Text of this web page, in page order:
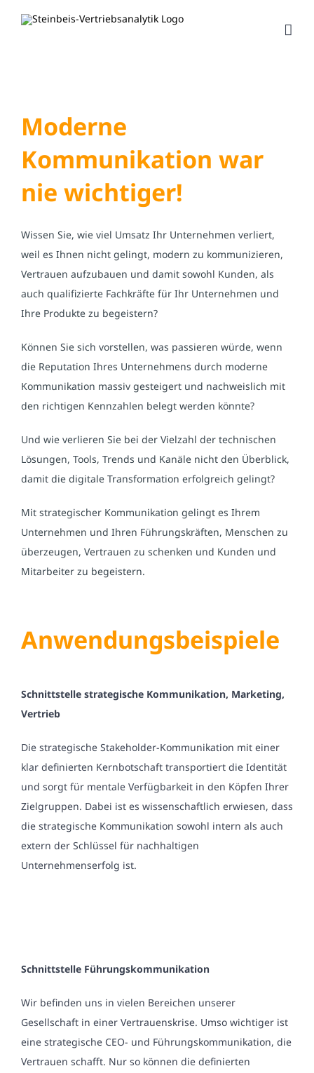
Inhalt
Moderne
Kommunikation war
nie wichtiger!
Wissen Sie, wie viel Umsatz Ihr Unternehmen verliert,
weil es Ihnen nicht gelingt, modern zu kommunizieren,
Vertrauen aufzubauen und damit sowohl Kunden, als
auch qualifizierte Fachkräfte für Ihr Unternehmen und
Ihre Produkte zu begeistern?
Können Sie sich vorstellen, was passieren würde, wenn
die Reputation Ihres Unternehmens durch moderne
Kommunikation massiv gesteigert und nachweislich mit
den richtigen Kennzahlen belegt werden könnte?
Und wie verlieren Sie bei der Vielzahl der technischen
Lösungen, Tools, Trends und Kanäle nicht den Überblick,
damit die digitale Transformation erfolgreich gelingt?
Mit strategischer Kommunikation gelingt es Ihrem
Unternehmen und Ihren Führungskräften, Menschen zu
überzeugen, Vertrauen zu schenken und Kunden und
Mitarbeiter zu begeistern.
Anwendungsbeispiele
Schnittstelle strategische Kommunikation, Marketing,
Vertrieb
Die strategische Stakeholder-Kommunikation mit einer
klar definierten Kernbotschaft transportiert die Identität
und sorgt für mentale Verfügbarkeit in den Köpfen Ihrer
Zielgruppen. Dabei ist es wissenschaftlich erwiesen, dass
die strategische Kommunikation sowohl intern als auch
extern der Schlüssel für nachhaltigen
Unternehmenserfolg ist.
Schnittstelle Führungskommunikation
Wir befinden uns in vielen Bereichen unserer
Gesellschaft in einer Vertrauenskrise. Umso wichtiger ist
eine strategische CEO- und Führungskommunikation, die
Vertrauen schafft. Nur so können die definierten